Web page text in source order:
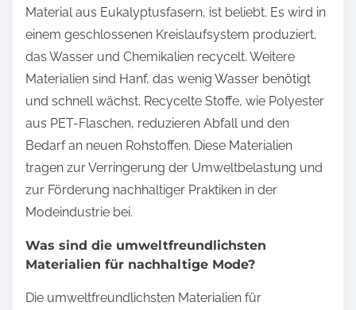
Material aus Eukalyptusfasern, ist beliebt. Es wird in
einem geschlossenen Kreislaufsystem produziert,
das Wasser und Chemikalien recycelt. Weitere
Materialien sind Hanf, das wenig Wasser benötigt
und schnell wächst. Recycelte Stoffe, wie Polyester
aus PET-Flaschen, reduzieren Abfall und den
Bedarf an neuen Rohstoffen. Diese Materialien
tragen zur Verringerung der Umweltbelastung und
zur Förderung nachhaltiger Praktiken in der
Modeindustrie bei.
Was sind die umweltfreundlichsten
Materialien für nachhaltige Mode?
Die umweltfreundlichsten Materialien für